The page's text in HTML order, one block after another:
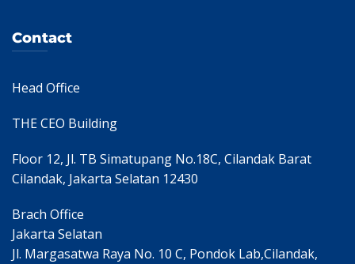
Contact
Head Office
THE CEO Building
Floor 12, Jl. TB Simatupang No.18C, Cilandak Barat
Cilandak, Jakarta Selatan 12430
Brach Office
Jakarta Selatan
Jl. Margasatwa Raya No. 10 C, Pondok Lab,Cilandak,